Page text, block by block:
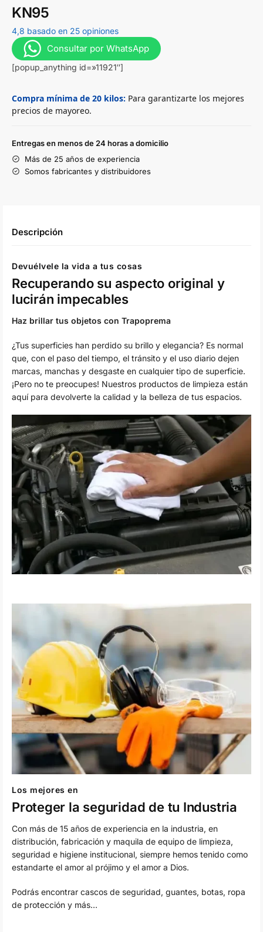
KN95
4,8 basado en 25 opiniones
Consultar por WhatsApp
[popup_anything id=»11921″]
Compra mínima de 20 kilos: Para garantizarte los mejores
precios de mayoreo.
Entregas en menos de 24 horas a domicilio
Más de 25 años de experiencia
Somos fabricantes y distribuidores
Descripción
Devuélvele la vida a tus cosas
Recuperando su aspecto original y
lucirán impecables
Haz brillar tus objetos con Trapoprema
¿Tus superficies han perdido su brillo y elegancia? Es normal
que, con el paso del tiempo, el tránsito y el uso diario dejen
marcas, manchas y desgaste en cualquier tipo de superficie.
¡Pero no te preocupes! Nuestros productos de limpieza están
aquí para devolverte la calidad y la belleza de tus espacios.
Los mejores en
Proteger la seguridad de tu Industria
Con más de 15 años de experiencia en la industria, en
distribución, fabricación y maquila de equipo de limpieza,
seguridad e higiene institucional, siempre hemos tenido como
estandarte el amor al prójimo y el amor a Dios.
Podrás encontrar cascos de seguridad, guantes, botas, ropa
de protección y más…